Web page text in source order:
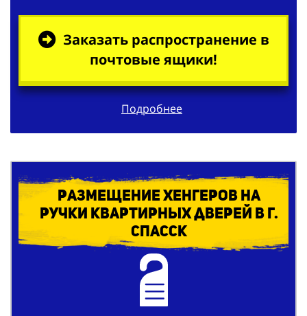
Заказать распространение в
почтовые ящики!
Подробнее
Размещение хенгеров на
ручки квартирных дверей в г.
Спасск